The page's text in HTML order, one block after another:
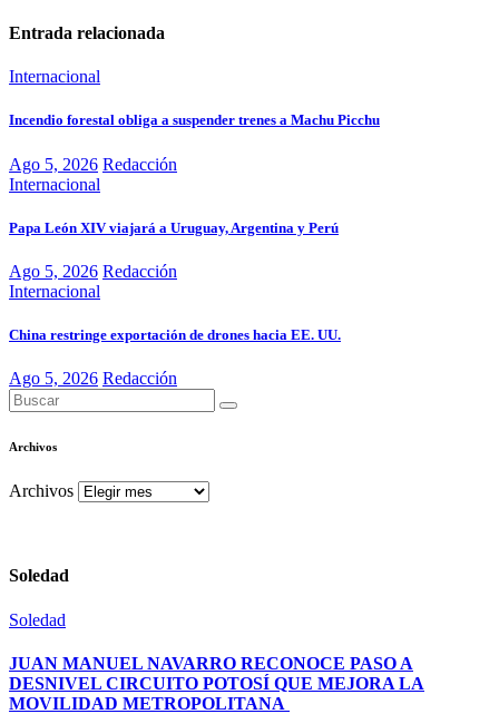
Entrada relacionada
Internacional
Incendio forestal obliga a suspender trenes a Machu Picchu
Ago 5, 2026 Redacción
Internacional
Papa León XIV viajará a Uruguay, Argentina y Perú
Ago 5, 2026 Redacción
Internacional
China restringe exportación de drones hacia EE. UU.
Ago 5, 2026 Redacción
Archivos
Archivos
Soledad
Soledad
JUAN MANUEL NAVARRO RECONOCE PASO A
DESNIVEL CIRCUITO POTOSÍ QUE MEJORA LA
MOVILIDAD METROPOLITANA